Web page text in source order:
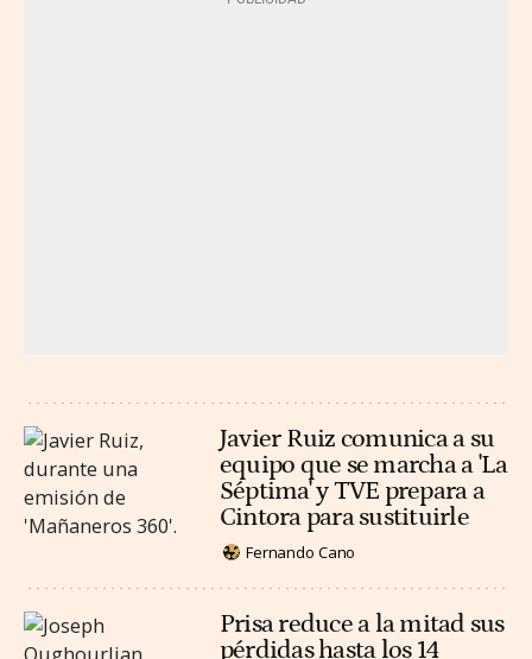
Javier Ruiz comunica a su
equipo que se marcha a 'La
Séptima' y TVE prepara a
Cintora para sustituirle
Fernando Cano
Prisa reduce a la mitad sus
pérdidas hasta los 14